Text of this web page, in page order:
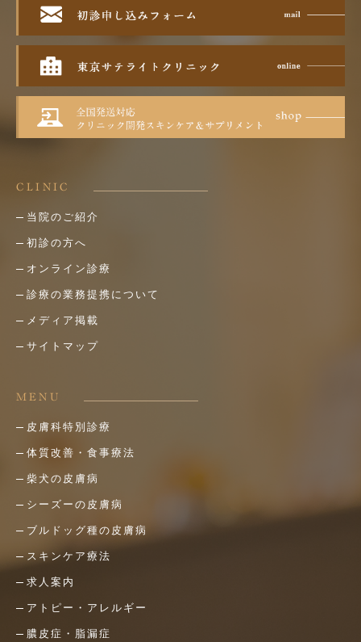
CLINIC
当院のご紹介
初診の方へ
オンライン診療
診療の業務提携について
メディア掲載
サイトマップ
MENU
皮膚科特別診療
体質改善・食事療法
柴犬の皮膚病
シーズーの皮膚病
ブルドッグ種の皮膚病
スキンケア療法
求人案内
アトピー・アレルギー
膿皮症・脂漏症